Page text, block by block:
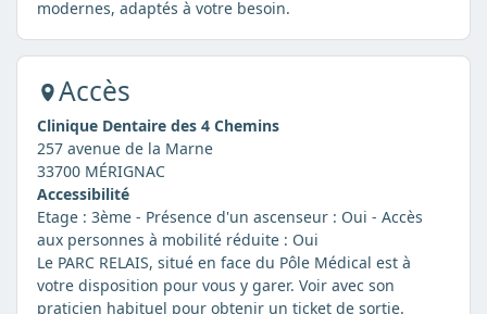
modernes, adaptés à votre besoin.
Accès
Clinique Dentaire des 4 Chemins
257 avenue de la Marne
33700 MÉRIGNAC
Accessibilité
Etage : 3ème - Présence d'un ascenseur : Oui - Accès
aux personnes à mobilité réduite : Oui
Le PARC RELAIS, situé en face du Pôle Médical est à
votre disposition pour vous y garer. Voir avec son
praticien habituel pour obtenir un ticket de sortie.